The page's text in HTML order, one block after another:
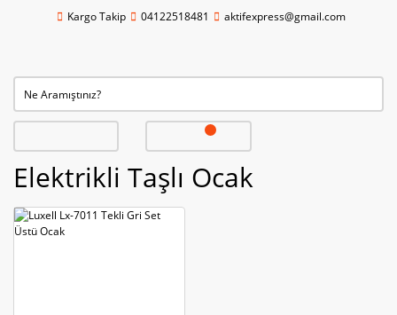
Kargo Takip 04122518481 aktifexpress@gmail.com
Elektrikli Taşlı Ocak